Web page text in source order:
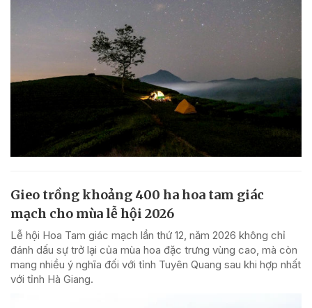
Gieo trồng khoảng 400 ha hoa tam giác
mạch cho mùa lễ hội 2026
Lễ hội Hoa Tam giác mạch lần thứ 12, năm 2026 không chỉ
đánh dấu sự trở lại của mùa hoa đặc trưng vùng cao, mà còn
mang nhiều ý nghĩa đối với tỉnh Tuyên Quang sau khi hợp nhất
với tỉnh Hà Giang.